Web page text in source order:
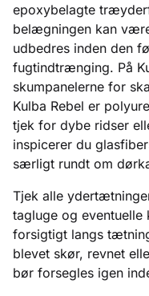
epoxybelagte
belægningen kan
udbedres inden den
fugtindtrænging. På
skumpanelerne for
Kulba Rebel er
tjek for dybe ridser
inspicerer du
særligt rundt om
Tjek alle
tagluge og
forsigtigt langs
blevet skør, revnet
bør forsegles igen